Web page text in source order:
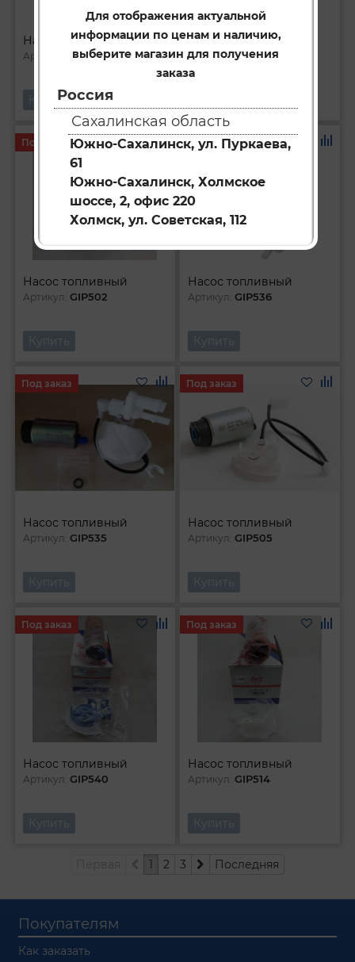
Для отображения актуальной
информации по ценам и наличию,
выберите магазин для получения
заказа
Россия
Сахалинская область
Южно-Сахалинск, ул. Пуркаева,
61
Южно-Сахалинск, Холмское
шоссе, 2, офис 220
Холмск, ул. Советская, 112
Насос топливный
Артикул: GIP549
Купить
Насос топливный
Артикул:GIP539
Насос топливный
Артикул:GIP502
Под заказ
Купить
Насос топливный
Артикул:GIP536
Под заказ
Купить
Насос топливный
Артикул:GIP535
Под заказ
Купить
Насос топливный
Артикул:GIP505
Под заказ
Купить
Насос топливный
Артикул:GIP540
Под заказ
Купить
Насос топливный
Артикул:GIP514
Под заказ
Купить
1 2 3 Последняя
Покупателям
Как заказать